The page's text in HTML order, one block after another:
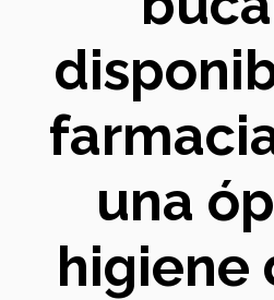
una
higiene